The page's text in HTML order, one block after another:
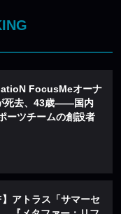
FocusMeオーナ
死去、43歳——国内
ーツチームの創設者
】アトラス「サマーセ